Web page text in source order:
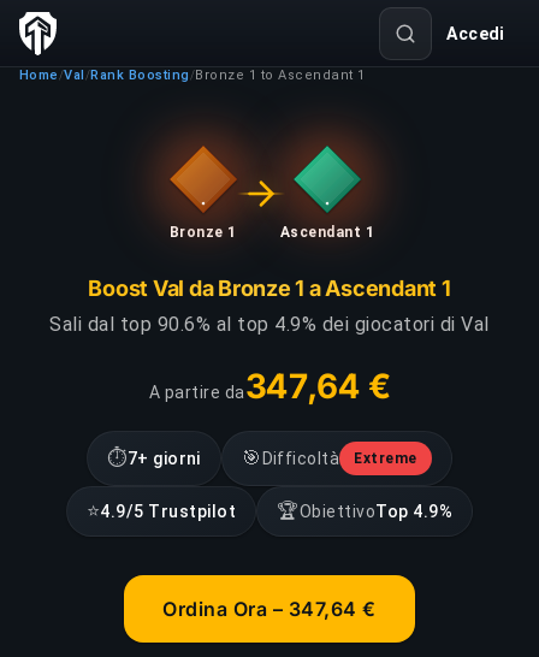
Accedi
Home /Val /Rank Boosting /Bronze 1 to Ascendant 1
Bronze 1 Ascendant 1
Boost Val da Bronze 1 a Ascendant 1
Sali dal top 90.6% al top 4.9% dei giocatori di Val
A partire da347,64 €
⏱7+ giorni 🎯 Difficoltà Extreme
⭐4.9/5 Trustpilot 🏆ObiettivoTop 4.9%
Ordina Ora – 347,64 €